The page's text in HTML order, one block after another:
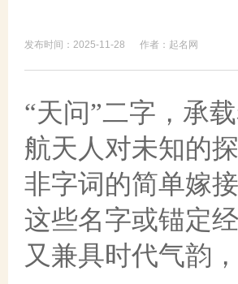
发布时间：2025-11-28 作者：起名网
“天问”二字，承
航天人对未知的
非字词的简单嫁
这些名字或锚定
又兼具时代气韵